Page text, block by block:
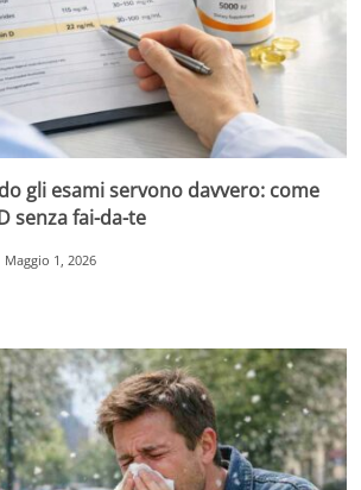
gli esami servono davvero: come
senza fai-da-te
Maggio 1, 2026